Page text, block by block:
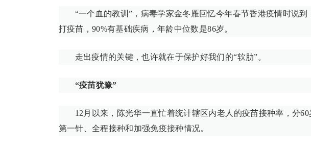
“一个血的教训”，病毒学家金冬雁回忆今年春节香港疫情时说
打疫苗，90%有基础疾病，年龄中位数是86岁。
走出疫情的关键，也许就在于保护好我们的“软肋”。
“疫苗犹豫”
12月以来，陈光华一直忙着统计辖区内老人的疫苗接种率，分
第一针、全程接种和加强免疫接种情况。